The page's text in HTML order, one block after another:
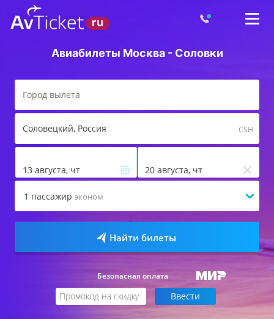
Авиабилеты Москва - Соловки
Соловецкий, Россия CSH
13 августа, чт 20 августа, чт
1 пассажир эконом
Найти билеты
Безопасная оплата